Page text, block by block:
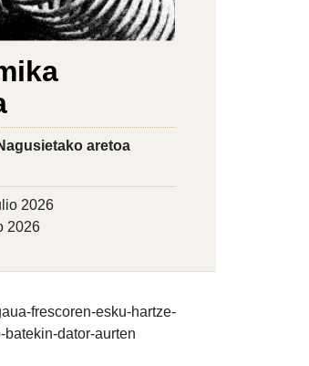
aretoa
2026
2026